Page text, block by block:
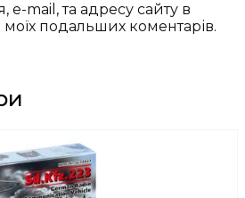
e-mail, та адресу сайту в
подальших коментарів.